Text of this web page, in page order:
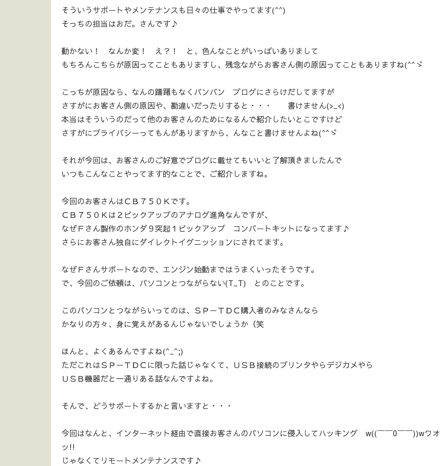
そういうサポートやメンテナンスも日々の仕事でやってます(^^)
そっちの担当はおだ。さんです♪
動かない！ なんか変！ え？！ と、色んなことがいっぱいありまして
もちろんこちらが原因ってこともありますし、残念ながらお客さん側の原因ってこともありますね(^^ゞ
こっちが原因なら、なんの躊躇もなくバンバン ブログにさらけだしてますが
さすがにお客さん側の原因や、勘違いだったりすると・・・ 書けません(>_<)
本当はそういうのだって他のお客さんのためになるんで紹介したいとこですけど
さすがにプライバシーってもんがありますから、んなこと書けませんよね(^^ゞ
それが今回は、お客さんのご好意でブログに載せてもいいと了解頂きましたんで
いつもこんなことやってます的なことで、ご紹介しますね。
今回のお客さんはＣＢ７５０Ｋです。
ＣＢ７５０Ｋは２ピックアップのアナログ進角なんですが、
なぜＦさん製作のホンダ９突起１ピックアップ コンバートキットになってます♪
さらにお客さん独自にダイレクトイグニッションにされてます。
なぜＦさんサポートなので、エンジン始動まではうまくいったそうです。
で、今回のご依頼は、パソコンとつながらない(T_T) とのことです。
このパソコンとつながらいってのは、ＳＰ－ＴＤＣ購入者のみなさんなら
かなりの方々、身に覚えがあるんじゃないでしょうか（笑
ほんと、よくあるんですよね(^_^;)
ただこれはＳＰ－ＴＤＣに限った話じゃなくて、ＵＳＢ接続のプリンタやらデジカメやら
ＵＳＢ機器だと一通りある話なんですよね。
そんで、どうサポートするかと言いますと・・・
今回はなんと、インターネット経由で直接お客さんのパソコンに侵入してハッキング w((￣￣0￣￣))wワオ
ッ!!
じゃなくてリモートメンテナンスです♪